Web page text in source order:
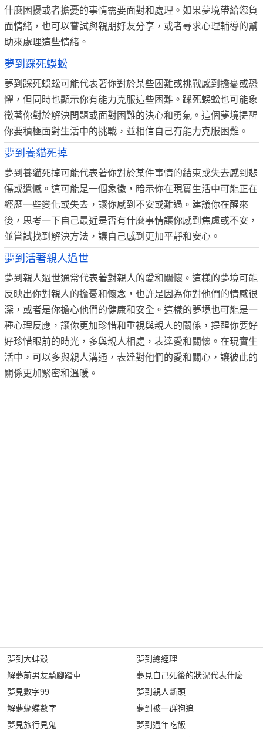
什麼困擾或者擔憂的事情需要面對和處理。如果夢境帶給您負
面情緒，也可以嘗試與親朋好友分享，或者尋求心理輔導的幫
助來處理這些情緒。
夢到踩死蜈蚣
夢到踩死蜈蚣可能代表著你對於某些困難或挑戰感到擔憂或恐
懼，但同時也顯示你有能力克服這些困難。踩死蜈蚣也可能象
徵著你對於解決問題或面對困難的決心和勇氣。這個夢境提醒
你要積極面對生活中的挑戰，並相信自己有能力克服困難。
夢到養貓死掉
夢到養貓死掉可能代表著你對於某件事情的結束或失去感到悲
傷或遺憾。這可能是一個象徵，暗示你在現實生活中可能正在
經歷一些變化或失去，讓你感到不安或難過。建議你在醒來
後，思考一下自己最近是否有什麼事情讓你感到焦慮或不安，
並嘗試找到解決方法，讓自己感到更加平靜和安心。
夢到活著親人過世
夢到親人過世通常代表著對親人的愛和關懷。這樣的夢境可能
反映出你對親人的擔憂和懷念，也許是因為你對他們的情感很
深，或者是你擔心他們的健康和安全。這樣的夢境也可能是一
種心理反應，讓你更加珍惜和重視與親人的關係，提醒你要好
好珍惜眼前的時光，多與親人相處，表達愛和關懷。在現實生
活中，可以多與親人溝通，表達對他們的愛和關心，讓彼此的
關係更加緊密和溫暖。
夢到大蚌殼
解夢前男友騎腳踏車
夢見數字99
解夢蝴蝶數字
夢見旅行見鬼
夢到總經理
夢見自己死後的狀況代表什麼
夢到親人斷頭
夢到被一群狗追
夢到過年吃飯